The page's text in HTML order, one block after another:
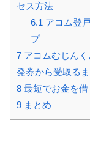
セス方法
6.1 アコム登
プ
7 アコムむじん
発券から受取る
8 最短でお金を
9 まとめ